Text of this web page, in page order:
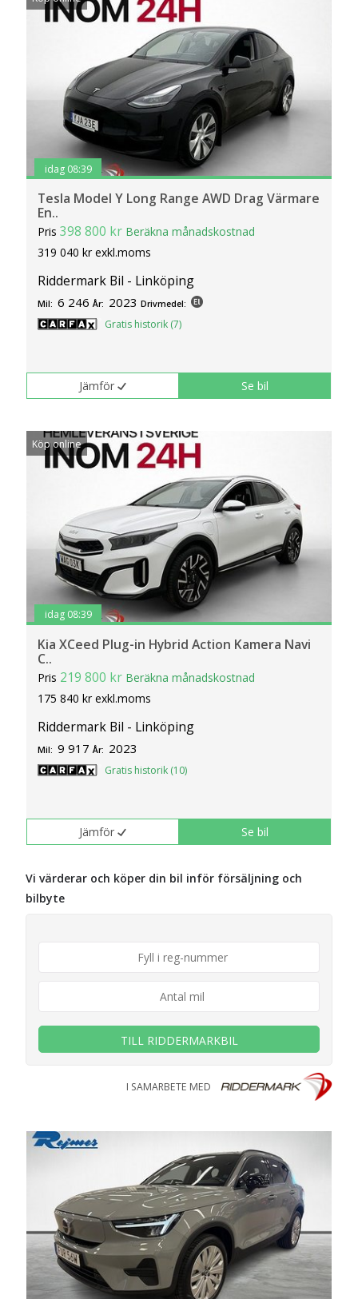
finns det även möjlighet att titta på billån när du klickar på
idag 08:39
Tesla Model Y Long Range AWD Drag Värmare
En..
Pris398 800 kr Beräkna månadskostnad
319 040 kr exkl.moms
Riddermark Bil - Linköping
Mil: 6 246 År: 2023 Drivmedel:
Gratis historik (7)
Jämför Se bil
Köp online
idag 08:39
Kia XCeed Plug-in Hybrid Action Kamera Navi
C..
Pris 219 800 kr Beräkna månadskostnad
175 840 kr exkl.moms
Riddermark Bil - Linköping
Mil: 9 917 År: 2023
Gratis historik (10)
Jämför Se bil
Vi värderar och köper din bil inför försäljning och
bilbyte
TILL RIDDERMARKBIL
I SAMARBETE MED